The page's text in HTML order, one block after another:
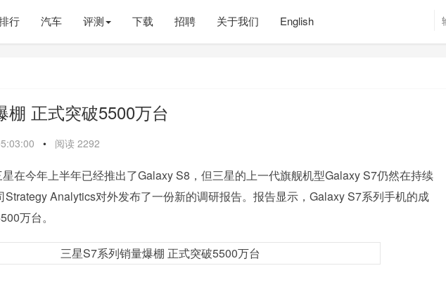
行 汽车 评测 下载 招聘 关于我们 English
棚 正式突破5500万台
• 阅读 2292
在今年上半年已经推出了Galaxy S8，但三星的上一代旗舰机型Galaxy S7仍然在持续
Analytics对外发布了一份新的调研报告。报告显示，Galaxy S7系列手机的成
万台。